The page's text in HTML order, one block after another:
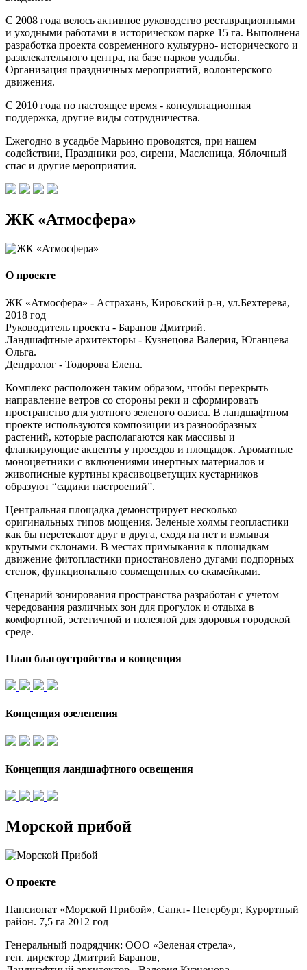
С 2008 года велось активное руководство реставрационными
и уходными работами в историческом парке 15 га. Выполнена
разработка проекта современного культурно- исторического и
развлекательного центра, на базе парков усадьбы.
Организация праздничных мероприятий, волонтерского
движения.
С 2010 года по настоящее время - консультационная
поддержка, другие виды сотрудничества.
Ежегодно в усадьбе Марьино проводятся, при нашем
содействии, Праздники роз, сирени, Масленица, Яблочный
спас и другие мероприятия.
ЖК «Атмосфера»
О проекте
ЖК «Атмосфера» - Астрахань, Кировский р-н, ул.Бехтерева,
2018 год
Руководитель проекта - Баранов Дмитрий.
Ландшафтные архитекторы - Кузнецова Валерия, Юганцева
Ольга.
Дендролог - Тодорова Елена.
Комплекс расположен таким образом, чтобы перекрыть
направление ветров со стороны реки и сформировать
пространство для уютного зеленого оазиса. В ландшафтном
проекте используются композиции из разнообразных
растений, которые располагаются как массивы и
фланкирующие акценты у проездов и площадок. Ароматные
моноцветники с включениями инертных материалов и
живописные куртины красивоцветущих кустарников
образуют “садики настроений”.
Центральная площадка демонстрирует несколько
оригинальных типов мощения. Зеленые холмы геопластики
как бы перетекают друг в друга, сходя на нет и взмывая
крутыми склонами. В местах примыкания к площадкам
движение фитопластики приостановлено дугами подпорных
стенок, функционально совмещенных со скамейками.
Сценарий зонирования пространства разработан с учетом
чередования различных зон для прогулок и отдыха в
комфортной, эстетичной и полезной для здоровья городской
среде.
План благоустройства и концепция
Концепция озеленения
Концепция ландшафтного освещения
Морской прибой
О проекте
Пансионат «Морской Прибой», Санкт- Петербург, Курортный
район. 7,5 га 2012 год
Генеральный подрядчик: ООО «Зеленая стрела»,
ген. директор Дмитрий Баранов,